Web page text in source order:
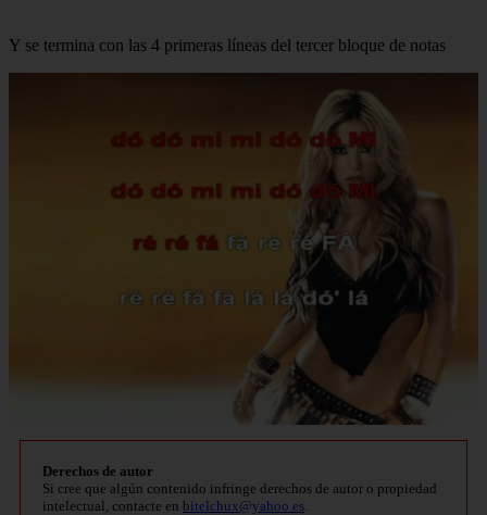
Y se termina con las 4 primeras líneas del tercer bloque de notas
Derechos de autor
Si cree que algún contenido infringe derechos de autor o propiedad
intelectual, contacte en bitelchux@yahoo.es